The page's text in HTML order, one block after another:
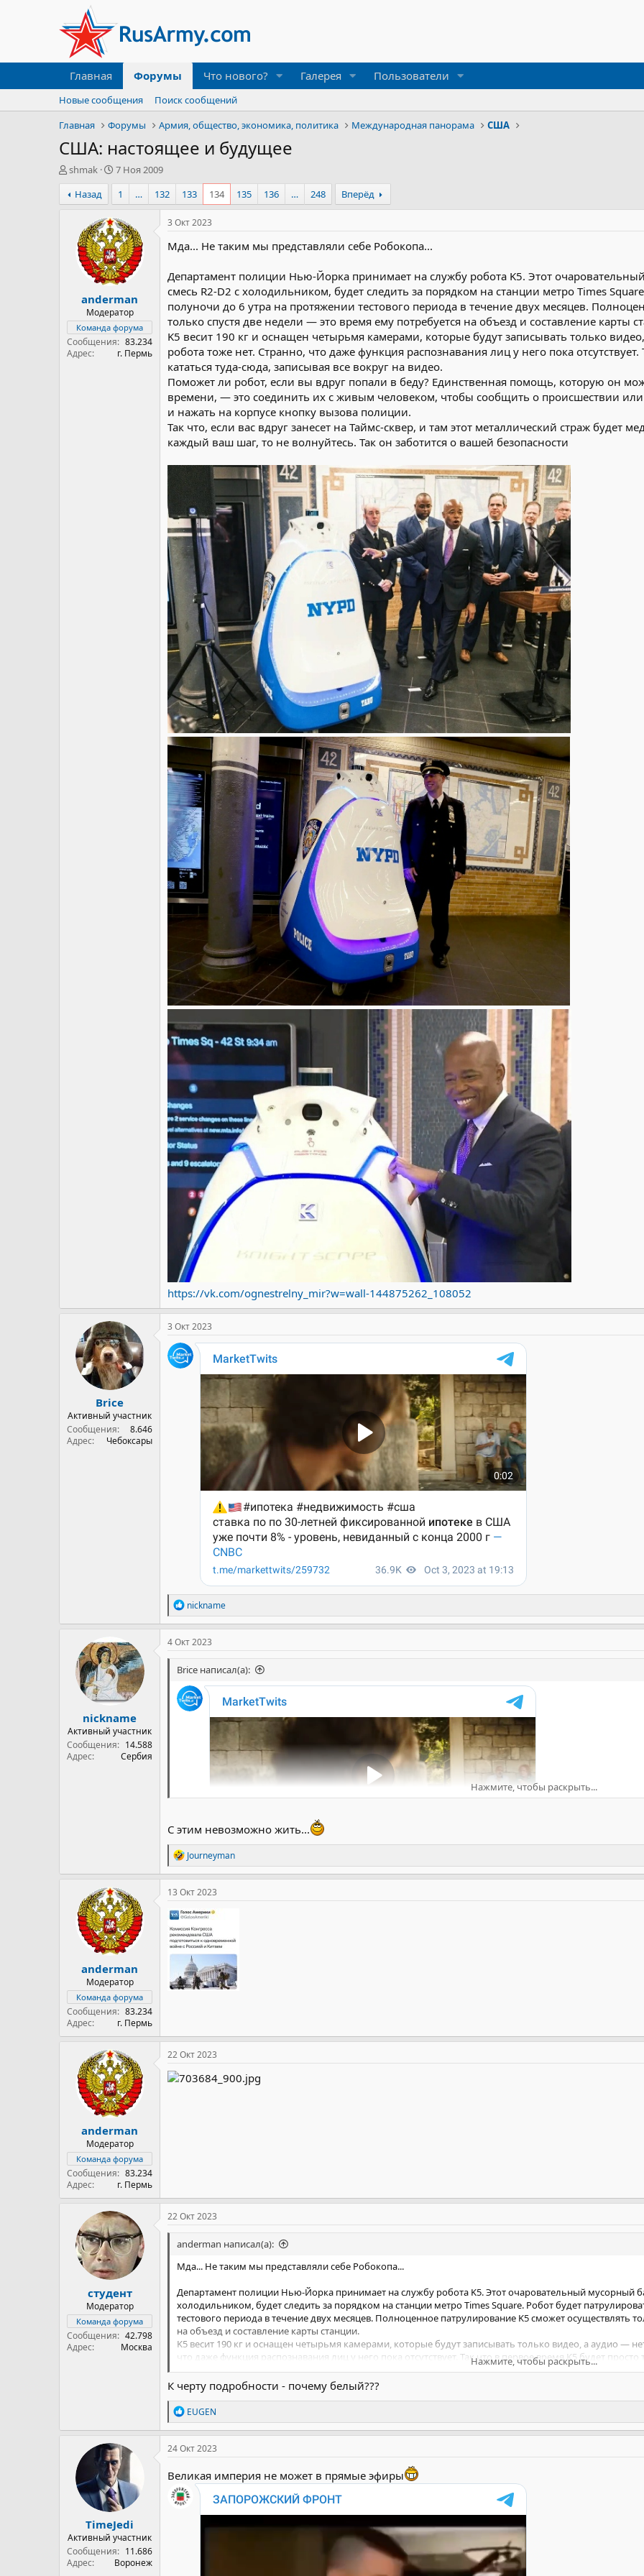
Главная Форумы Что нового? Галерея Пользователи
Новые сообщения
Поиск сообщений
Главная
Форумы Армия, общество, экономика, политика Международная панорама США
США: настоящее и будущее
А
в
т
о
shmak
Д
а
т
а
н
а
ч
а
л
а
7 Ноя 2009
Назад
1 … 132 133 134 135 136 … 248 Вперёд
anderman
Модератор
Команда форума
Сообщения
83.234
Адрес
г. Пермь
3 Окт 2023
Мда... Не таким мы представляли себе Робокопа...
Департамент полиции Нью-Йорка принимает на службу робота K5. Этот
смесь R2-D2 с холодильником, будет следить за порядком на станции метро Times
полуночи до 6 утра на протяжении тестового периода в течение двух месяцев.
только спустя две недели — это время ему потребуется на объезд и составление карты
K5 весит 190 кг и оснащен четырьмя камерами, которые будут записывать только
робота тоже нет. Странно, что даже функция распознавания лиц у него пока
кататься туда-сюда, записывая все вокруг на видео.
Поможет ли робот, если вы вдруг попали в беду? Единственная помощь, которую он
времени, — это соединить их с живым человеком, чтобы сообщить о происшествии или
и нажать на корпусе кнопку вызова полиции.
Так что, если вас вдруг занесет на Таймс-сквер, и там этот металлический страж будет
каждый ваш шаг, то не волнуйтесь. Так он заботится о вашей безопасности
https://vk.com/ognestrelny_mir?w=wall-144875262_108052
Brice
Активный участник
Сообщения
8.646
Адрес
Чебоксары
3 Окт 2023
Р
е
а
к
и
:
nickname
nickname
Активный участник
Сообщения
14.588
Адрес
Сербия
4 Окт 2023
Brice написал(а):
Нажмите, чтобы раскрыть...
С этим невозможно жить...
Р
е
а
к
и
и
:
Journeyman
anderman
Модератор
Команда форума
Сообщения
83.234
Адрес
г. Пермь
13 Окт 2023
anderman
Модератор
Команда форума
Сообщения
83.234
Адрес
г. Пермь
22 Окт 2023
студент
Модератор
Команда форума
Сообщения
42.798
Адрес
Москва
22 Окт 2023
anderman написал(а):
Мда... Не таким мы представляли себе Робокопа...
Департамент полиции Нью-Йорка принимает на службу робота K5. Этот очаровательный мусорный
холодильником, будет следить за порядком на станции метро Times Square. Робот будет
тестового периода в течение двух месяцев. Полноценное патрулирование K5 сможет осуществлять
на объезд и составление карты станции.
K5 весит 190 кг и оснащен четырьмя камерами, которые будут записывать только видео, а аудио —
что даже функция распознавания лиц у него пока отсутствует. Так что в первое время K5 будет
видео.
Поможет ли робот, если вы вдруг попали в беду? Единственная помощь, которую он может оказать
их с живым человеком, чтобы сообщить о происшествии или задать вопросы. Для этого надо будет
Так что, если вас вдруг занесет на Таймс-сквер, и там этот металлический страж будет медленно
волнуйтесь. Так он заботится о вашей безопасности
Нажмите, чтобы раскрыть...
К черту подробности - почему белый???
Р
е
а
к
и
:
EUGEN
TimeJedi
Активный участник
Сообщения
11.686
Адрес
Воронеж
24 Окт 2023
Великая империя не может в прямые эфиры